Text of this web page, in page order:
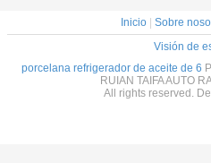
Inicio| Sobre
Visión de
porcelana refrigerador de aceite de 6
RUIAN TAIFA AUTO
All rights reserved.